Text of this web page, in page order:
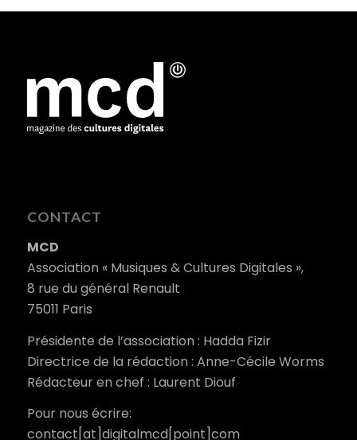
CONTACT
MCD
Association « Musiques & Cultures Digitales »,
8 rue du général Renault
75011 Paris
Présidente de l’association : Hadda Fizir
Directrice de la rédaction : Anne-Cécile Worms
Rédacteur en chef : Laurent Diouf
Pour nous écrire:
contact[at]digitalmcd[point]com